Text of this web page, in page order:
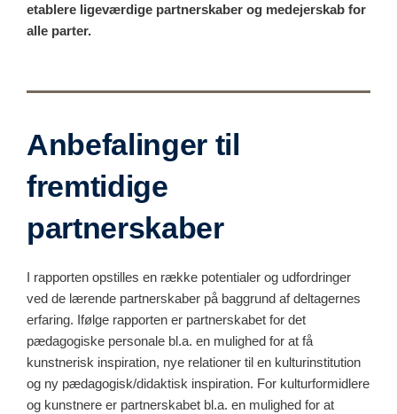
etablere ligeværdige partnerskaber og medejerskab for
alle parter.
Anbefalinger til
fremtidige
partnerskaber
I rapporten opstilles en række potentialer og udfordringer
ved de lærende partnerskaber på baggrund af deltagernes
erfaring. Ifølge rapporten er partnerskabet for det
pædagogiske personale bl.a. en mulighed for at få
kunstnerisk inspiration, nye relationer til en kulturinstitution
og ny pædagogisk/didaktisk inspiration. For kulturformidlere
og kunstnere er partnerskabet bl.a. en mulighed for at